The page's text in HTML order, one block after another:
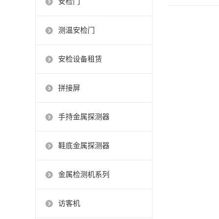
测温安检门
安检设备租赁
拼接屏
手持金属探测器
鞋底金属探测器
金属检测机系列
访客机